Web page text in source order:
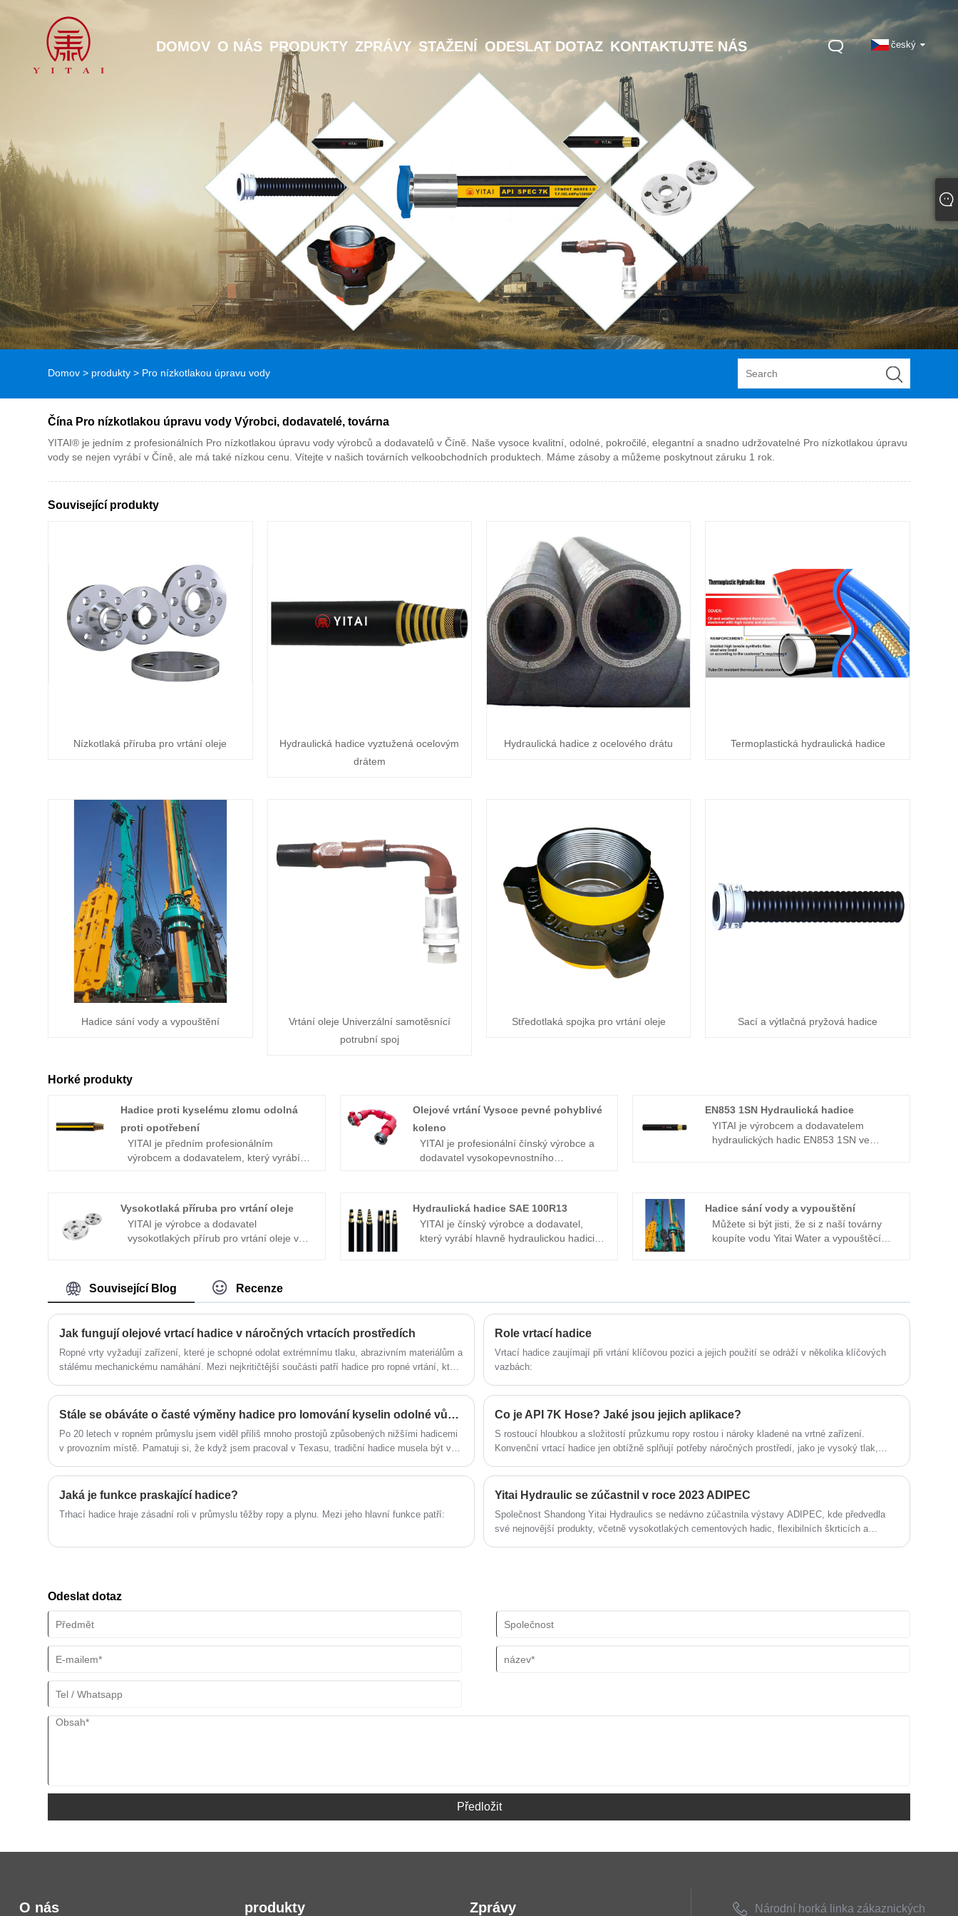
český
DOMOV O NÁS PRODUKTY ZPRÁVY STAŽENÍ ODESLAT DOTAZ KONTAKTUJTE NÁS
Domov > produkty > Pro nízkotlakou úpravu vody
Čína Pro nízkotlakou úpravu vody Výrobci, dodavatelé, továrna
YITAI® je jedním z profesionálních Pro nízkotlakou úpravu vody výrobců a dodavatelů v Číně. Naše vysoce kvalitní, odolné, pokročilé, elegantní a snadno udržovatelné Pro nízkotlakou úpravu
vody se nejen vyrábí v Číně, ale má také nízkou cenu. Vítejte v našich továrních velkoobchodních produktech. Máme zásoby a můžeme poskytnout záruku 1 rok.
Související produkty
Nízkotlaká příruba pro vrtání oleje
Hydraulická hadice vyztužená ocelovým
drátem
Hydraulická hadice z ocelového drátu Termoplastická hydraulická hadice
Hadice sání vody a vypouštění
Vrtání oleje Univerzální samotěsnící
potrubní spoj
Středotlaká spojka pro vrtání oleje Sací a výtlačná pryžová hadice
Horké produkty
Hadice proti kyselému zlomu odolná
proti opotřebení
YITAI je předním profesionálním
výrobcem a dodavatelem, který vyrábí
Olejové vrtání Vysoce pevné pohyblivé
koleno
YITAI je profesionální čínský výrobce a
dodavatel vysokopevnostního
nízkou cenou, poraďte se s námi nyní!
Specializujeme se na průmysl již mnoho
let. Naše produkty mají dobrou cenovou
v Číně.
EN853 1SN Hydraulická hadice
YITAI je výrobcem a dodavatelem
hydraulických hadic EN853 1SN ve
amerických trhů. Těšíme se, že se
staneme vaším dlouhodobým partnerem
v Číně.
Vysokotlaká příruba pro vrtání oleje
YITAI je výrobce a dodavatel
vysokotlakých přírub pro vrtání oleje v
oleje. Můžeme pro vás poskytnout
profesionální služby a lepší cenu Naše
amerických trhů. Těšíme se, že se
staneme vaším dlouhodobým partnerem
v Číně.
Hydraulická hadice SAE 100R13
YITAI je čínský výrobce a dodavatel,
který vyrábí hlavně hydraulickou hadici
amerických trhů. Těšíme se, že se
staneme vaším dlouhodobým partnerem
v Číně.
Hadice sání vody a vypouštění
Můžete si být jisti, že si z naší továrny
koupíte vodu Yitai Water a vypouštěcí
Související Blog Recenze
Jak fungují olejové vrtací hadice v náročných vrtacích prostředích
Ropné vrty vyžadují zařízení, které je schopné odolat extrémnímu tlaku, abrazivním materiálům a
stálému mechanickému namáhání. Mezi nejkritičtější součásti patří hadice pro ropné vrtání, které
vysvětluje, jak hadice pro ropné vrty fungují, jejich konstrukční návrh, běžné aplikace a jak vybrat
správnou hadici pro projekty na ropných polích. Pochopení těchto prvků pomáhá operátorům
zlepšit bezpečnost, prodloužit životnost zařízení a snížit prostoje v náročných vrtacích
prostředích.
Role vrtací hadice
Vrtací hadice zaujímají při vrtání klíčovou pozici a jejich použití se odráží v několika klíčových
vazbách:
Stále se obáváte o časté výměny hadice pro lomování kyselin odolné vůči ultra opotřebení?
Po 20 letech v ropném průmyslu jsem viděl příliš mnoho prostojů způsobených nižšími hadicemi
v provozním místě. Pamatuji si, že když jsem pracoval v Texasu, tradiční hadice musela být v
desítky tisíc dolarů ve ztrátách. Tato situace se nezměnila, dokud jsme plně nepřijali Yitai Ultra
opotřebení odolné proti lomové hadici kyseliny.
Co je API 7K Hose? Jaké jsou jejich aplikace?
S rostoucí hloubkou a složitostí průzkumu ropy rostou i nároky kladené na vrtné zařízení.
Konvenční vrtací hadice jen obtížně splňují potřeby náročných prostředí, jako je vysoký tlak,
Jaká je funkce praskající hadice?
Trhací hadice hraje zásadní roli v průmyslu těžby ropy a plynu. Mezi jeho hlavní funkce patří:
Yitai Hydraulic se zúčastnil v roce 2023 ADIPEC
Společnost Shandong Yitai Hydraulics se nedávno zúčastnila výstavy ADIPEC, kde předvedla
své nejnovější produkty, včetně vysokotlakých cementových hadic, flexibilních škrticích a
Odeslat dotaz
Předložit
Národní horká linka zákaznických
O nás produkty Zprávy